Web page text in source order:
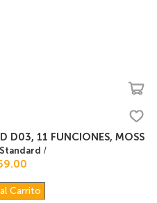
D03, 11 FUNCIONES, MOSS
/
Carrito